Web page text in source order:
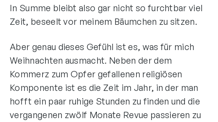
In Summe bleibt also gar nicht so furchtbar viel
Zeit, beseelt vor meinem Bäumchen zu sitzen.
Aber genau dieses Gefühl ist es, was für mich
Weihnachten ausmacht. Neben der dem
Kommerz zum Opfer gefallenen religiösen
Komponente ist es die Zeit im Jahr, in der man
hofft ein paar ruhige Stunden zu finden und die
vergangenen zwölf Monate Revue passieren zu